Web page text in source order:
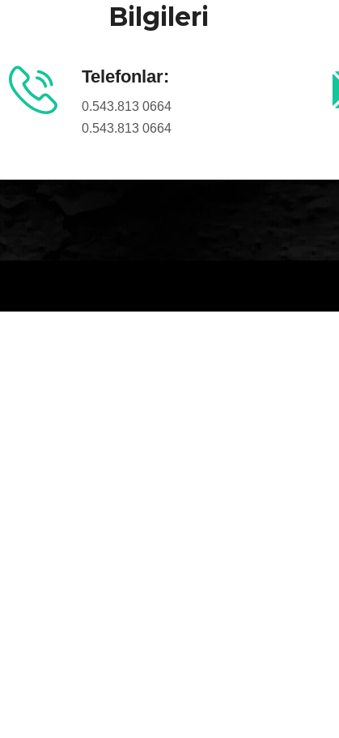
Bilgileri
Telefonlar:
0.543.813 0664
0.543.813 0664